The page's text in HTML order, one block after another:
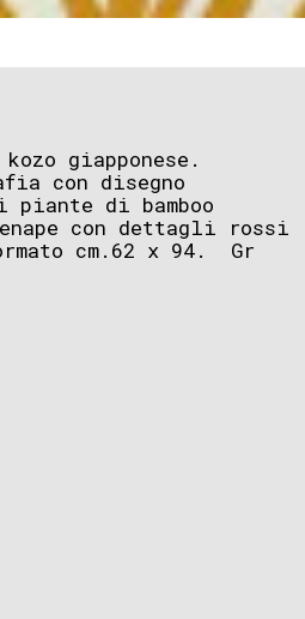
giapponese.
con disegno
di bamboo
con dettagli rossi
cm.62 x 94. Gr